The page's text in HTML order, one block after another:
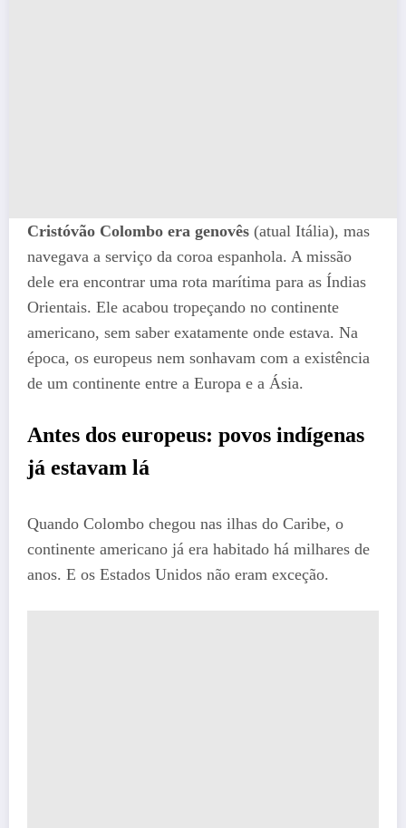
Cristóvão Colombo era genovês (atual Itália), mas
navegava a serviço da coroa espanhola. A missão
dele era encontrar uma rota marítima para as Índias
Orientais. Ele acabou tropeçando no continente
americano, sem saber exatamente onde estava. Na
época, os europeus nem sonhavam com a existência
de um continente entre a Europa e a Ásia.
Antes dos europeus: povos indígenas
já estavam lá
Quando Colombo chegou nas ilhas do Caribe, o
continente americano já era habitado há milhares de
anos. E os Estados Unidos não eram exceção.